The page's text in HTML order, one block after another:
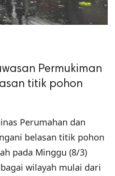
Permukiman
titik pohon
Perumahan dan
belasan titik pohon
pada Minggu (8/3)
wilayah mulai dari